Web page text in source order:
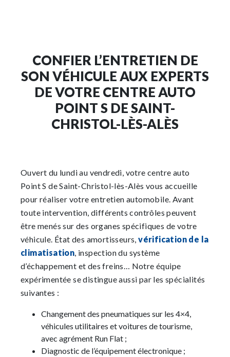
CONFIER L’ENTRETIEN DE
SON VÉHICULE AUX EXPERTS
DE VOTRE CENTRE AUTO
POINT S DE SAINT-
CHRISTOL-LÈS-ALÈS
Ouvert du lundi au vendredi, votre centre auto
Point S de Saint-Christol-lès-Alès vous accueille
pour réaliser votre entretien automobile. Avant
toute intervention, différents contrôles peuvent
être menés sur des organes spécifiques de votre
véhicule. État des amortisseurs,vérification de la
climatisation, inspection du système
d’échappement et des freins… Notre équipe
expérimentée se distingue aussi par les spécialités
suivantes :
Changement des pneumatiques sur les 4×4,
véhicules utilitaires et voitures de tourisme,
avec agrément Run Flat ;
Diagnostic de l’équipement électronique ;